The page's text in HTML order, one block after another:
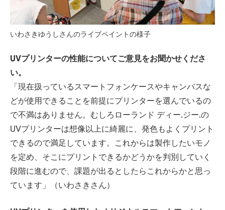
いわさきゆうしさんのライブペイントの様子
UVプリンターの性能についてご意見をお聞かせくださ
い。
「現在扱っているスマートフォンケースやキャンバスな
どが使用できることを前提にプリンターを選んでいるの
で不満はありません。むしろローランド ディー.ジー.の
UVプリンターは想像以上に綺麗に、発色もよくプリント
できるので満足しています。これからは製作したいモノ
を定め、そこにプリントできるかどうかを判別していく
段階に進むので、課題が出るとしたらこれからかと思っ
ています」（いわさきさん）